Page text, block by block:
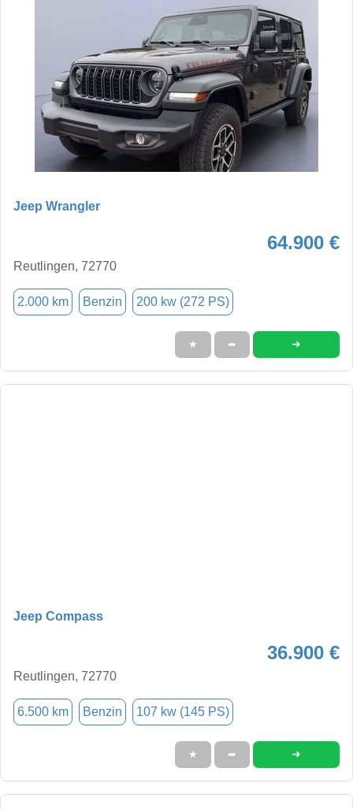
Jeep Wrangler
64.900 €
Reutlingen, 72770
2.000 km Benzin 200 kw (272 PS)
★ ➦ ➜
Jeep Compass
36.900 €
Reutlingen, 72770
6.500 km Benzin 107 kw (145 PS)
★ ➦ ➜